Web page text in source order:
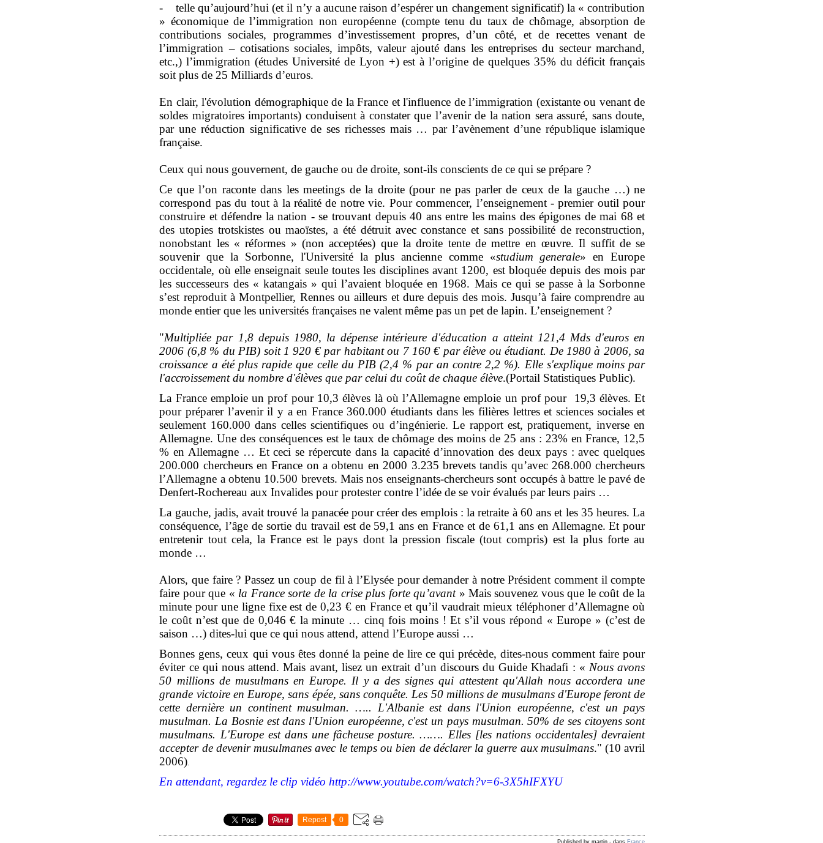
- telle qu’aujourd’hui (et il n’y a aucune raison d’espérer un changement significatif) la « contribution
» économique de l’immigration non européenne (compte tenu du taux de chômage, absorption de
contributions sociales, programmes d’investissement propres, d’un côté, et de recettes venant de
l’immigration – cotisations sociales, impôts, valeur ajouté dans les entreprises du secteur marchand,
etc.,) l’immigration (études Université de Lyon +) est à l’origine de quelques 35% du déficit français
soit plus de 25 Milliards d’euros.
En clair, l'évolution démographique de la France et l'influence de l’immigration (existante ou venant de
soldes migratoires importants) conduisent à constater que l’avenir de la nation sera assuré, sans doute,
par une réduction significative de ses richesses mais … par l’avènement d’une république islamique
française.
Ceux qui nous gouvernent, de gauche ou de droite, sont-ils conscients de ce qui se prépare ?
Ce que l’on raconte dans les meetings de la droite (pour ne pas parler de ceux de la gauche …) ne
correspond pas du tout à la réalité de notre vie. Pour commencer, l’enseignement - premier outil pour
construire et défendre la nation - se trouvant depuis 40 ans entre les mains des épigones de mai 68 et
des utopies trotskistes ou maoïstes, a été détruit avec constance et sans possibilité de reconstruction,
nonobstant les « réformes » (non acceptées) que la droite tente de mettre en œuvre. Il suffit de se
souvenir que la Sorbonne, l'Université la plus ancienne comme «studium generale» en Europe
occidentale, où elle enseignait seule toutes les disciplines avant 1200, est bloquée depuis des mois par
les successeurs des « katangais » qui l’avaient bloquée en 1968. Mais ce qui se passe à la Sorbonne
s’est reproduit à Montpellier, Rennes ou ailleurs et dure depuis des mois. Jusqu’à faire comprendre au
monde entier que les universités françaises ne valent même pas un pet de lapin. L’enseignement ?
"Multipliée par 1,8 depuis 1980, la dépense intérieure d'éducation a atteint 121,4 Mds d'euros en
2006 (6,8 % du PIB) soit 1 920 € par habitant ou 7 160 € par élève ou étudiant. De 1980 à 2006, sa
croissance a été plus rapide que celle du PIB (2,4 % par an contre 2,2 %). Elle s'explique moins par
l'accroissement du nombre d'élèves que par celui du coût de chaque élève.(Portail Statistiques Public).
La France emploie un prof pour 10,3 élèves là où l’Allemagne emploie un prof pour 19,3 élèves. Et
pour préparer l’avenir il y a en France 360.000 étudiants dans les filières lettres et sciences sociales et
seulement 160.000 dans celles scientifiques ou d’ingénierie. Le rapport est, pratiquement, inverse en
Allemagne. Une des conséquences est le taux de chômage des moins de 25 ans : 23% en France, 12,5
% en Allemagne … Et ceci se répercute dans la capacité d’innovation des deux pays : avec quelques
200.000 chercheurs en France on a obtenu en 2000 3.235 brevets tandis qu’avec 268.000 chercheurs
l’Allemagne a obtenu 10.500 brevets. Mais nos enseignants-chercheurs sont occupés à battre le pavé de
Denfert-Rochereau aux Invalides pour protester contre l’idée de se voir évalués par leurs pairs …
La gauche, jadis, avait trouvé la panacée pour créer des emplois : la retraite à 60 ans et les 35 heures. La
conséquence, l’âge de sortie du travail est de 59,1 ans en France et de 61,1 ans en Allemagne. Et pour
entretenir tout cela, la France est le pays dont la pression fiscale (tout compris) est la plus forte au
monde …
Alors, que faire ? Passez un coup de fil à l’Elysée pour demander à notre Président comment il compte
faire pour que « la France sorte de la crise plus forte qu’avant» Mais souvenez vous que le coût de la
minute pour une ligne fixe est de 0,23 € en France et qu’il vaudrait mieux téléphoner d’Allemagne où
le coût n’est que de 0,046 € la minute … cinq fois moins ! Et s’il vous répond « Europe » (c’est de
saison …) dites-lui que ce qui nous attend, attend l’Europe aussi …
Bonnes gens, ceux qui vous êtes donné la peine de lire ce qui précède, dites-nous comment faire pour
éviter ce qui nous attend. Mais avant, lisez un extrait d’un discours du Guide Khadafi : « Nous avons
50 millions de musulmans en Europe. Il y a des signes qui attestent qu'Allah nous accordera une
grande victoire en Europe, sans épée, sans conquête. Les 50 millions de musulmans d'Europe feront de
cette dernière un continent musulman. ….. L'Albanie est dans l'Union européenne, c'est un pays
musulman. La Bosnie est dans l'Union européenne, c'est un pays musulman. 50% de ses citoyens sont
musulmans. L'Europe est dans une fâcheuse posture. ……. Elles [les nations occidentales] devraient
accepter de devenir musulmanes avec le temps ou bien de déclarer la guerre aux musulmans." (10 avril
2006)
En attendant, regardez le clip vidéo http://www.youtube.com/watch?v=6-3X5hIFXYU
Repost 0
Published by martin - dans France